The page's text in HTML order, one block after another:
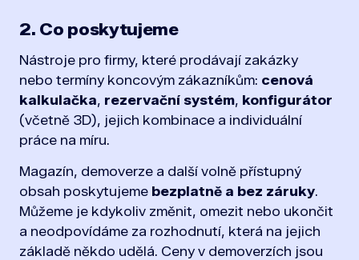
2. Co poskytujeme
Nástroje pro firmy, které prodávají zakázky
nebo termíny koncovým zákazníkům: cenová
kalkulačka, rezervační systém, konfigurátor
(včetně 3D), jejich kombinace a individuální
práce na míru.
Magazín, demoverze a další volně přístupný
obsah poskytujeme bezplatně a bez záruky.
Můžeme je kdykoliv změnit, omezit nebo ukončit
a neodpovídáme za rozhodnutí, která na jejich
základě někdo udělá. Ceny v demoverzích jsou